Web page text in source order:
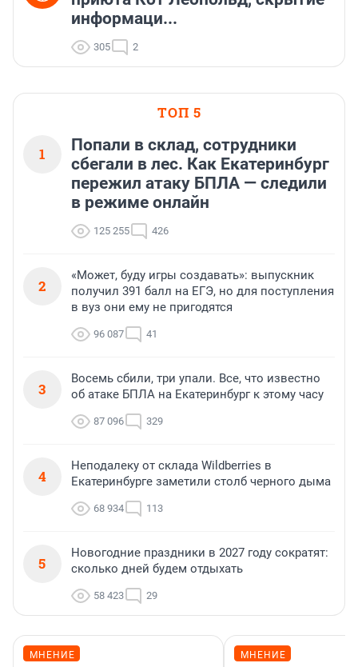
информаци...
305 2
ТОП 5
1
Попали в склад, сотрудники
сбегали в лес. Как Екатеринбург
пережил атаку БПЛА — следили
в режиме онлайн
125 255 426
2
«Может, буду игры создавать»: выпускник
получил 391 балл на ЕГЭ, но для поступления
в вуз они ему не пригодятся
96 087 41
3
Восемь сбили, три упали. Все, что известно
об атаке БПЛА на Екатеринбург к этому часу
87 096 329
4
Неподалеку от склада Wildberries в
Екатеринбурге заметили столб черного дыма
68 934 113
5
Новогодние праздники в 2027 году сократят:
сколько дней будем отдыхать
58 423 29
МНЕНИЕ МНЕНИЕ